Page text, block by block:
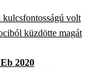
volt
küzdötte magát
2020